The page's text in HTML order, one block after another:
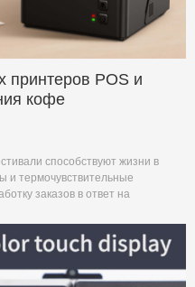
принтеров POS и
кофе
способствуют жизни в
и термочувствительные
заказов в ответ на